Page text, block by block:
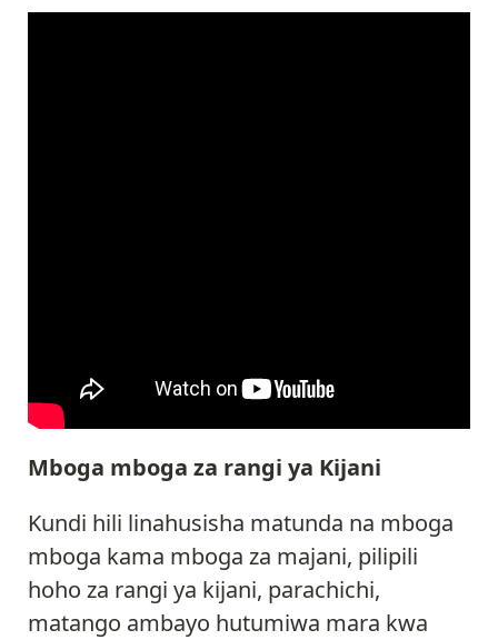
Mboga mboga za rangi ya Kijani
Kundi hili linahusisha matunda na mboga
mboga kama mboga za majani, pilipili
hoho za rangi ya kijani, parachichi,
matango ambayo hutumiwa mara kwa